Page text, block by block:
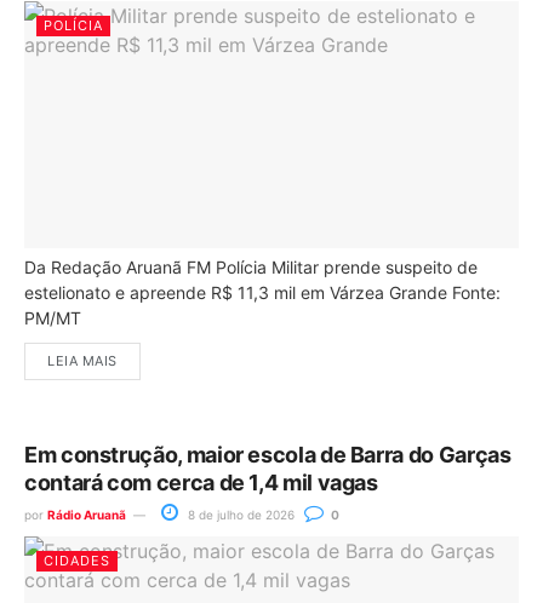
POLÍCIA
Da Redação Aruanã FM Polícia Militar prende suspeito de
estelionato e apreende R$ 11,3 mil em Várzea Grande Fonte:
PM/MT
LEIA MAIS
Em construção, maior escola de Barra do Garças
contará com cerca de 1,4 mil vagas
por Rádio Aruanã 8 de julho de 2026 0
CIDADES